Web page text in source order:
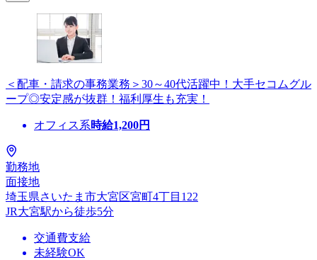
＜配車・請求の事務業務＞30～40代活躍中！大手セコムグル
ープ◎安定感が抜群！福利厚生も充実！
オフィス系時給1,200円
勤務地
面接地
埼玉県さいたま市大宮区宮町4丁目122
JR大宮駅から徒歩5分
交通費支給
未経験OK